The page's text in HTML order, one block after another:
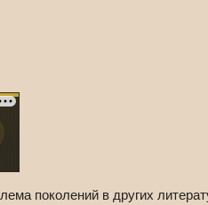
поколений в других